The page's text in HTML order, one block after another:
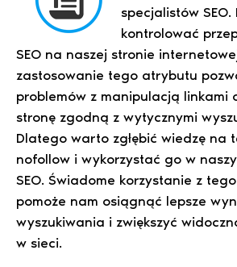
specjalistów
kontrolować
SEO na naszej stronie
zastosowanie tego atrybutu
problemów z manipulacją linkami
stronę zgodną z wytycznymi
Dlatego warto zgłębić wiedzę na
nofollow i wykorzystać go w
SEO. Świadome korzystanie z
pomoże nam osiągnąć lepsze
wyszukiwania i zwiększyć
w sieci.